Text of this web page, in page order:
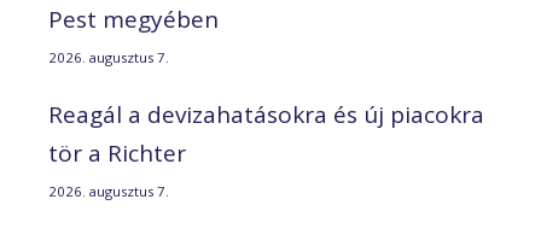
Pest megyében
2026. augusztus 7.
Reagál a devizahatásokra és új piacokra
tör a Richter
2026. augusztus 7.